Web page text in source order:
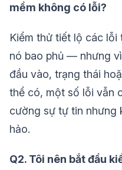
mềm không có lỗi?
Kiểm thử tiết lộ các
nó bao phủ — nhưng
đầu vào, trạng thái
thể có, một số lỗi vẫn
cường sự tự tin nhưng
hảo.
Q2. Tôi nên bắt đầu